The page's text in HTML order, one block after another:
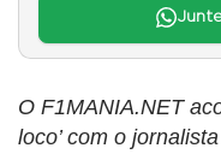
O F1MANIA.NET
loco’ com o